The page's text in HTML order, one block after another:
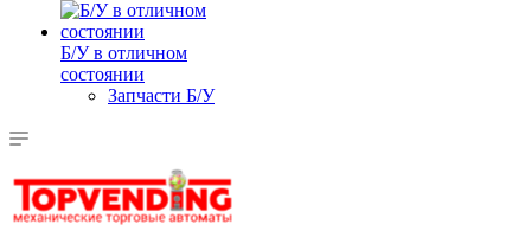
Б/У в отличном
состоянии
Запчасти Б/У